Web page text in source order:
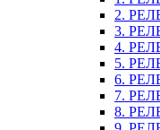
2.
3.
4.
5.
6.
7.
8.